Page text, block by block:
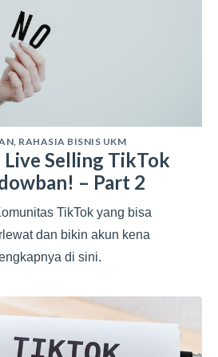
, RAHASIA BISNIS UKM
Live Selling TikTok
– Part 2
TikTok yang bisa
dan bikin akun kena
di sini.